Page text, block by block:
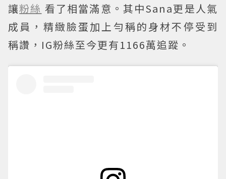
讓粉絲 看了相當滿意。其中Sana更是人氣
成員，精緻臉蛋加上勻稱的身材不停受到
稱讚，IG粉絲至今更有1166萬追蹤。